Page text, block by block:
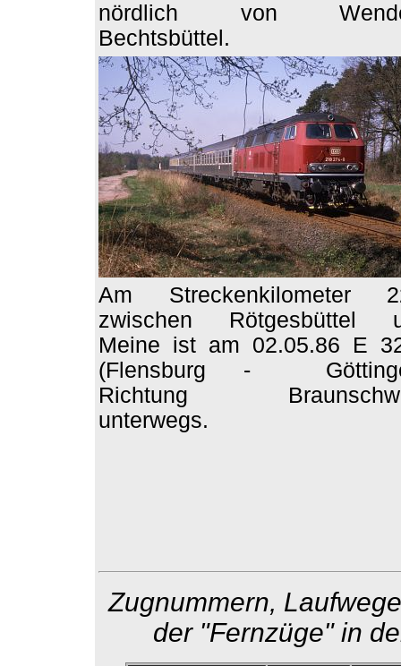
nördlich von
Bechtsbüttel.
Am Streckenkilometer
zwischen Rötgesbüttel
Meine ist am 02.05.86 E
(Flensburg -
Richtung
unterwegs.
Zugnummern,
der "Fernzüge" in